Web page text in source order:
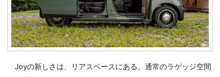
Joyの新しさは、リアスペースにある。通常のラゲッジ空間